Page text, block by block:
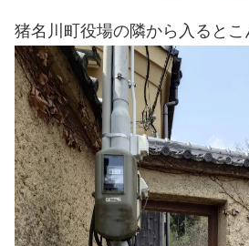
猪名川町役場の隣から入るとこ